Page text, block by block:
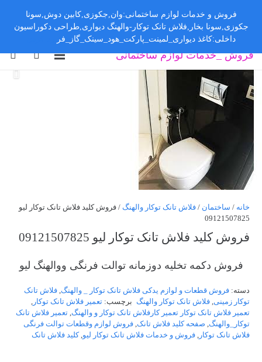
فروش _خدمات لوازم ساختمانی
خانه / ساختمان / فلاش تانک توکار والهنگ / فروش کلید فلاش تانک توکار لیو
09121507825
فروش کلید فلاش تانک توکار لیو 09121507825
فروش دکمه تخلیه دوزمانه توالت فرنگی ووالهنگ لیو
دسته: فروش قطعات و لوازم یدکی فلاش تانک توکار _ والهنگ, فلاش تانک
توکار زمینی, فلاش تانک توکار والهنگ برچسب:تعمیر فلاش تانک توکار,
تعمیر فلاش تانک توکار تعمیر کارفلاش تانک توکار و والهنگ, تعمیر فلاش تانک
توکار_والهنگ, صفحه کلید فلاش تانک, فروش لوازم وقطعات توالت فرنگی
فلاش تانک توکار , فروش و خدمات فلاش تانک توکار لیو, کلید فلاش تانک
فروش و خدمات لوازم ساختمانی:وان,جکوزی,کابین دوش,سونا
جکوزی,سونا بخار,فلاش تانک توکار-والهنگ دیواری,طراحی دکوراسیون
داخلی:کاغذ دیواری_لمینت_پارکت_هود_سینک_گاز_فر